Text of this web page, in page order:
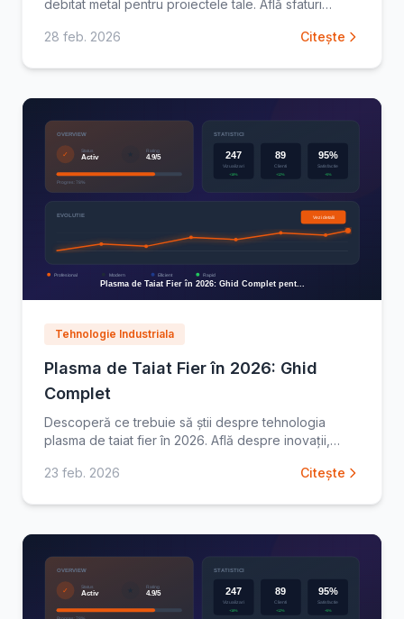
debitat metal pentru proiectele tale. Află sfaturi
precisă
28 feb. 2026 Citește
Tehnologie Industriala
Plasma de Taiat Fier în 2026: Ghid
Complet
Descoperă ce trebuie să știi despre tehnologia
plasma de taiat fier în 2026. Află despre inovații,
Citește
23 feb. 2026 Citește